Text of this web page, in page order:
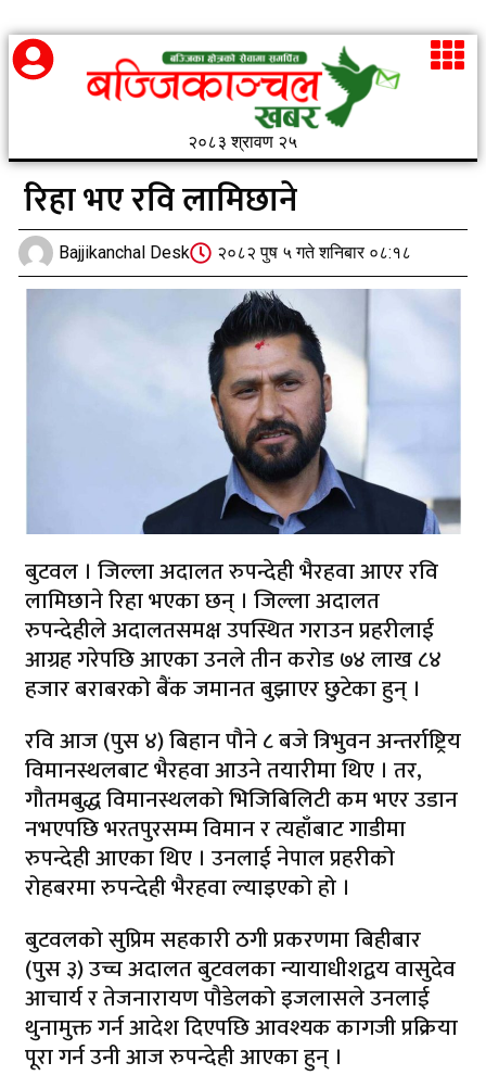
२०८३ श्रावण २५
रिहा भए रवि लामिछाने
Bajjikanchal Desk २०८२ पुष ५ गते शनिबार ०८:१८
बुटवल । जिल्ला अदालत रुपन्देही भैरहवा आएर रवि
लामिछाने रिहा भएका छन् । जिल्ला अदालत
रुपन्देहीले अदालतसमक्ष उपस्थित गराउन प्रहरीलाई
आग्रह गरेपछि आएका उनले तीन करोड ७४ लाख ८४
हजार बराबरको बैंक जमानत बुझाएर छुटेका हुन् ।
रवि आज (पुस ४) बिहान पौने ८ बजे त्रिभुवन अन्तर्राष्ट्रिय
विमानस्थलबाट भैरहवा आउने तयारीमा थिए । तर,
गौतमबुद्ध विमानस्थलको भिजिबिलिटी कम भएर उडान
नभएपछि भरतपुरसम्म विमान र त्यहाँबाट गाडीमा
रुपन्देही आएका थिए । उनलाई नेपाल प्रहरीको
रोहबरमा रुपन्देही भैरहवा ल्याइएको हो ।
बुटवलको सुप्रिम सहकारी ठगी प्रकरणमा बिहीबार
(पुस ३) उच्च अदालत बुटवलका न्यायाधीशद्वय वासुदेव
आचार्य र तेजनारायण पौडेलको इजलासले उनलाई
थुनामुक्त गर्न आदेश दिएपछि आवश्यक कागजी प्रक्रिया
पूरा गर्न उनी आज रुपन्देही आएका हुन् ।